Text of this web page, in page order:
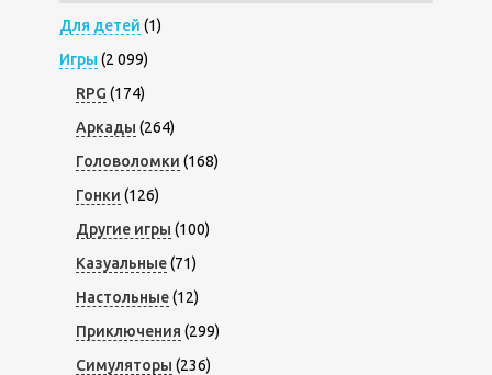
Для детей (1)
Игры (2 099)
RPG (174)
Аркады (264)
Головоломки (168)
Гонки (126)
Другие игры (100)
Казуальные(71)
Настольные(12)
Приключения (299)
Симуляторы (236)